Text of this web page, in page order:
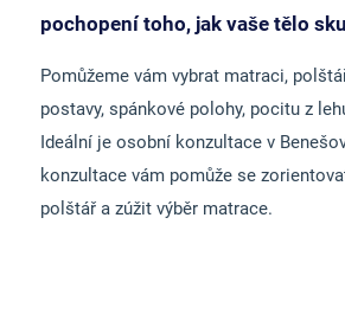
pochopení toho, jak vaše tělo
Pomůžeme vám vybrat matraci,
postavy, spánkové polohy, pocitu z
Ideální je osobní konzultace v
konzultace vám pomůže se
polštář a zúžit výběr matrace.